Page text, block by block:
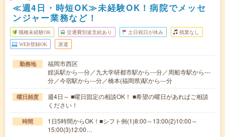
≪週4日・時短OK≫未経験OK！病院でメッセ
ンジャー業務など！
職種未経験OK 交通費別途支給あり 土日祝日が休み 残業なし
WEB登録OK 派遣
勤務地
福岡市西区
姪浜駅から---分／九大学研都市駅から---分／周船寺駅から---
分／今宿駅から---分／橋本(福岡県)駅から---分
曜日頻度
週4日～ ■曜日固定の相談OK！ ■希望の曜日があればご相談
ください！
時間
1日5時間からOK！■シフト例(1)8:00～13:00(2)10:00～
15:00(3)12:00…